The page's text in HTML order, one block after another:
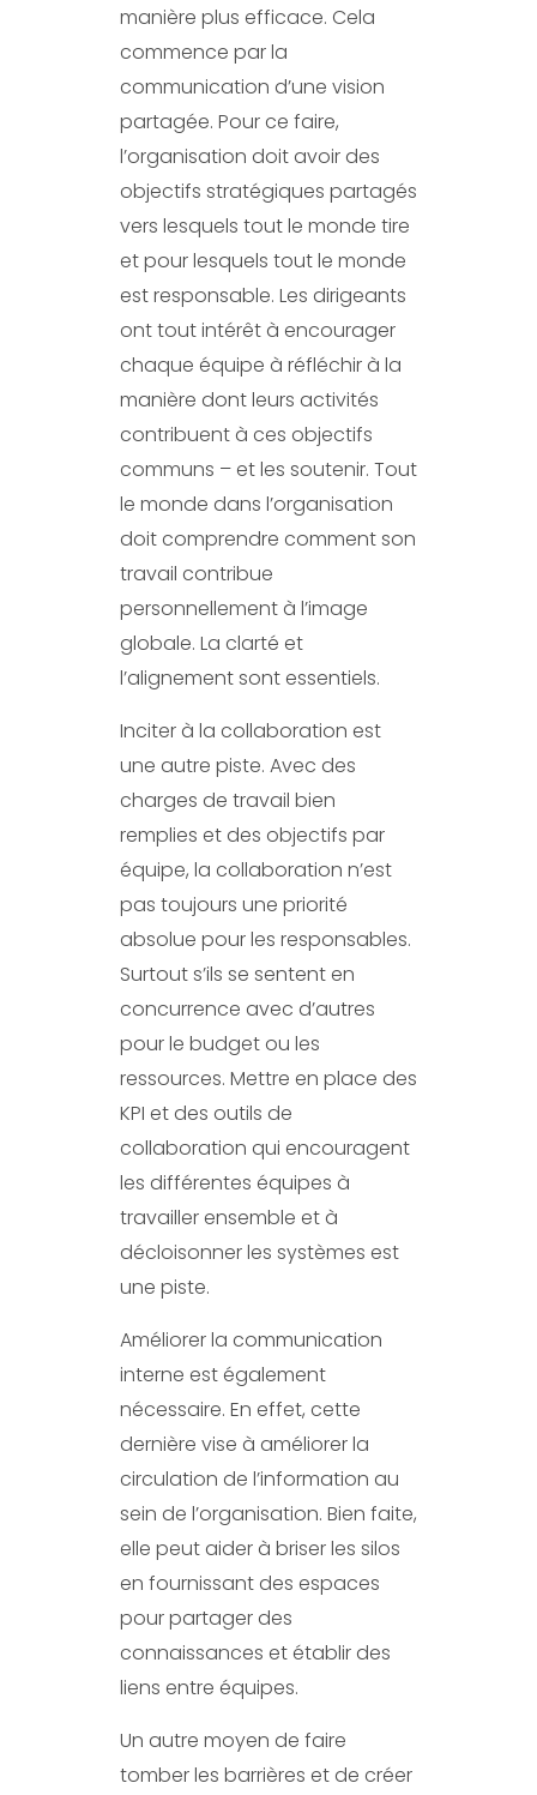
manière plus efficace. Cela
commence par la
communication d’une vision
partagée. Pour ce faire,
l’organisation doit avoir des
objectifs stratégiques partagés
vers lesquels tout le monde tire
et pour lesquels tout le monde
est responsable. Les dirigeants
ont tout intérêt à encourager
chaque équipe à réfléchir à la
manière dont leurs activités
contribuent à ces objectifs
communs – et les soutenir. Tout
le monde dans l’organisation
doit comprendre comment son
travail contribue
personnellement à l’image
globale. La clarté et
l’alignement sont essentiels.
Inciter à la collaboration est
une autre piste. Avec des
charges de travail bien
remplies et des objectifs par
équipe, la collaboration n’est
pas toujours une priorité
absolue pour les responsables.
Surtout s’ils se sentent en
concurrence avec d’autres
pour le budget ou les
ressources. Mettre en place des
KPI et des outils de
collaboration qui encouragent
les différentes équipes à
travailler ensemble et à
décloisonner les systèmes est
une piste.
Améliorer la communication
interne est également
nécessaire. En effet, cette
dernière vise à améliorer la
circulation de l’information au
sein de l’organisation. Bien faite,
elle peut aider à briser les silos
en fournissant des espaces
pour partager des
connaissances et établir des
liens entre équipes.
Un autre moyen de faire
tomber les barrières et de créer